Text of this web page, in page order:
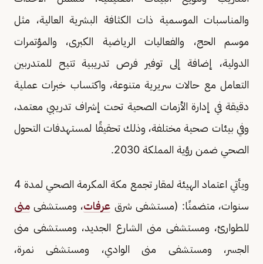
والمناسبات الموسمية ذات الكثافة البشرية العالية، مثل
موسم الحج، والفعاليات الرياضية الكبرى، والمؤتمرات
الدولية، إضافة إلى توفير فرص تدريبية تتيح للمتدربين
التعامل مع حالات سريرية متنوعة، واكتساب خبرات عملية
دقيقة في إدارة الأزمات الصحية تحت إشراف تدريبي معتمد،
وفي بيئات صحية مختلفة، وذلك تحقيقًا لمستهدفات التحول
الصحي ضمن رؤية المملكة 2030.
ويأتي اعتماد الهيئة لمقار تجمع مكة المكرمة الصحي لمدة 4
سنوات، متضمنًا: (مستشفى شرق عرفات، ومستشفى منى
للطوارئ، ومستشفى منى الشارع الجديد، ومستشفى منى
الجسر، ومستشفى منى الوادي، ومستشفى نمرة،